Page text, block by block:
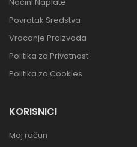
Povratak Sredstva
Vracanje Proizvoda
Politika za Privatnost
Politika za Cookies
KORISNICI
Moj račun